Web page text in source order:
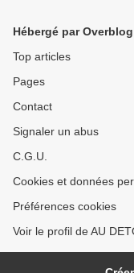
Hébergé par Overblog
Top articles
Pages
Contact
Signaler un abus
C.G.U.
Cookies et données
Préférences cookies
Voir le profil de AU